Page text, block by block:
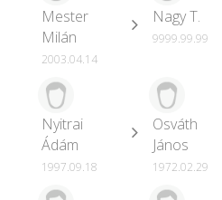
Mester
Milán
2003.04.14
Nagy T.
9999.99.99
Nyitrai
Ádám
1997.09.18
Osváth
János
1972.02.29